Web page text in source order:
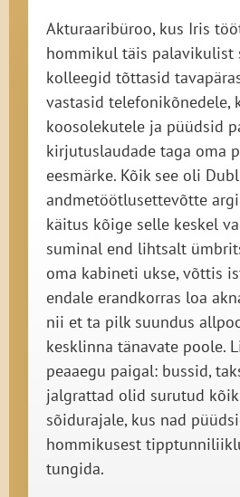
Akturaaribüroo, kus Iris
hommikul täis palavikulist
kolleegid tõttasid
vastasid telefonikõnedele,
koosolekutele ja püüdsid
kirjutuslaudade taga oma
eesmärke. Kõik see oli
andmetöötlusettevõtte
käitus kõige selle keskel
suminal end lihtsalt
oma kabineti ukse, võttis
endale erandkorras loa
nii et ta pilk suundus
kesklinna tänavate poole.
peaaegu paigal: bussid,
jalgrattad olid surutud
sõidurajale, kus nad
hommikusest
tungida.